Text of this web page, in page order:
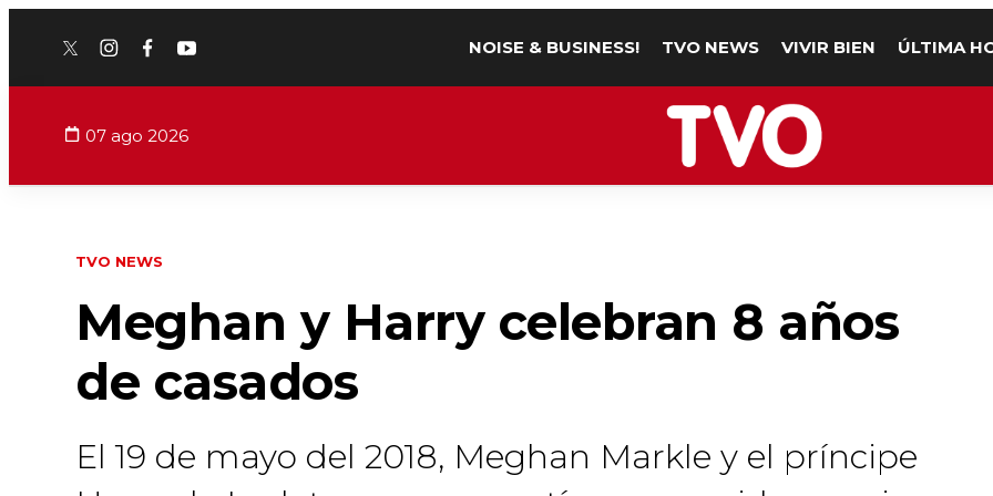
twitterinstagram
facebook
youtube NOISE & BUSINESS! TVO NEWS VIVIR BIEN ÚLTIMA
07 ago 2026
TVO NEWS
Meghan y Harry celebran 8 años
de casados
El 19 de mayo del 2018, Meghan Markle y el príncipe